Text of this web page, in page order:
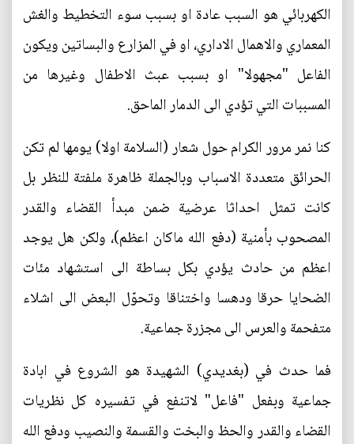
الكهربائي هو السبب عادة او بسبب سوء التخطيط والغش
المعماري والاهمال الاداري، او في المزارع والبساتين ويكون
الفاعل "مجهولا" او بسبب عبث الاطفال وغيرها من
المسببات التي تؤدي الى الدمار الماحق.
كنا نمر مرور الكرام حول شعار (السلامة اولا) يومها لم تكن
الحرائق متعددة الاسباب وبالجملة ظاهرة ملفتة للنظر بل
كانت تمثل احداثا عرضية ضمن مبدأ القضاء والقدر
المصحوب بأمنية (دفع الله ماكان اعظم)، ولكن هل يوجد
اعظم من حادث يؤدي بكل بساطة الى استشهاد مئات
الضحايا حرقا ودهسا واختناقا وتحوّل البعض الى اشلاء
متفحمة والعرس الى مجزرة جماعية.
فما حدث في (بغديدي) الشهيدة هو الشروع في ابادة
جماعية وبفعل "فاعل" لاتنفع في تفسيره كل نظريات
القضاء والقدر والحظ والبخت والقسمة والنصيب ودفع الله